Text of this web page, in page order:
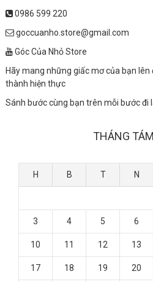
0986 599 220
goccuanho.store@gmail.com
Góc Của Nhỏ Store
Hãy mang những giấc mơ của bạn
thành hiện thực
Sánh bước cùng bạn trên mỗi bước đi
THÁNG
H B T N
3 4 5 6
10 11 12 13
17 18 19 20